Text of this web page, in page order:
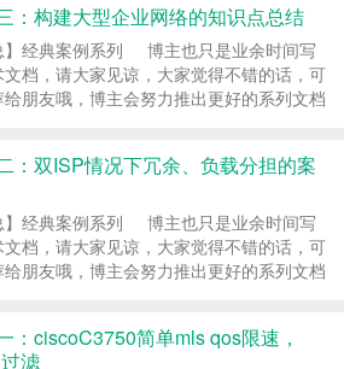
谢大家的支持，更多技术文章尽在网络之
，http://ccieh3c.com 。 ……继续阅读 »
：构建大型企业网络的知识点总结
】经典案例系列 博主也只是业余时间写
档，请大家见谅，大家觉得不错的话，可
给朋友哦，博主会努力推出更好的系列文档
谢大家的支持，更多技术文章尽在网络之
，http://ccieh3c.com 。 ……
：双ISP情况下冗余、负载分担的案
】经典案例系列 博主也只是业余时间写
档，请大家见谅，大家觉得不错的话，可
给朋友哦，博主会努力推出更好的系列文档
谢大家的支持，更多技术文章尽在网络之
：ciscoC3750简单mls qos限速，
滤